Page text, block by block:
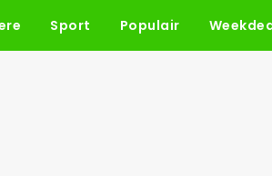
Sport Populair